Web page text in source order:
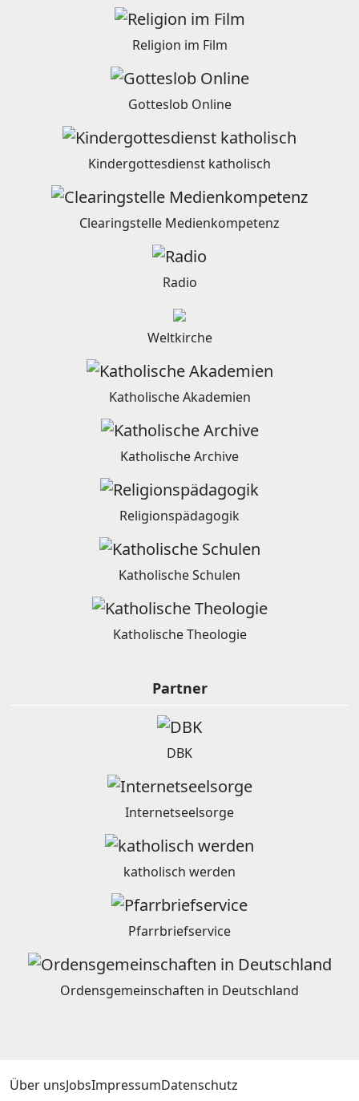
Religion im Film
Gotteslob Online
Kindergottesdienst katholisch
Clearingstelle Medienkompetenz
Radio
Weltkirche
Katholische Akademien
Katholische Archive
Religionspädagogik
Katholische Schulen
Katholische Theologie
Partner
DBK
Internetseelsorge
katholisch werden
Pfarrbriefservice
Ordensgemeinschaften in Deutschland
Über unsJobsImpressumDatenschutz